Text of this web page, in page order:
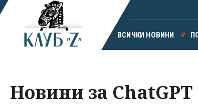
ВСИЧКИ НОВИНИ
Новини за ChatGPT